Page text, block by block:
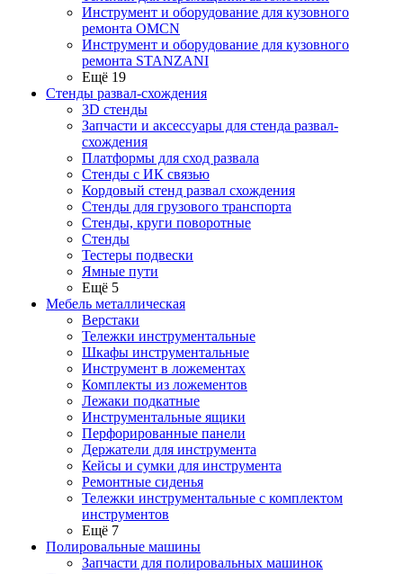
Инструмент и оборудование для кузовного
ремонта OMCN
Инструмент и оборудование для кузовного
ремонта STANZANI
Ещё 19
Стенды развал-схождения
3D стенды
Запчасти и аксессуары для стенда развал-
схождения
Платформы для сход развала
Стенды с ИК связью
Кордовый стенд развал схождения
Стенды для грузового транспорта
Стенды, круги поворотные
Стенды
Тестеры подвески
Ямные пути
Ещё 5
Мебель металлическая
Верстаки
Тележки инструментальные
Шкафы инструментальные
Инструмент в ложементах
Комплекты из ложементов
Лежаки подкатные
Инструментальные ящики
Перфорированные панели
Держатели для инструмента
Кейсы и сумки для инструмента
Ремонтные сиденья
Тележки инструментальные с комплектом
инструментов
Ещё 7
Полировальные машины
Запчасти для полировальных машинок